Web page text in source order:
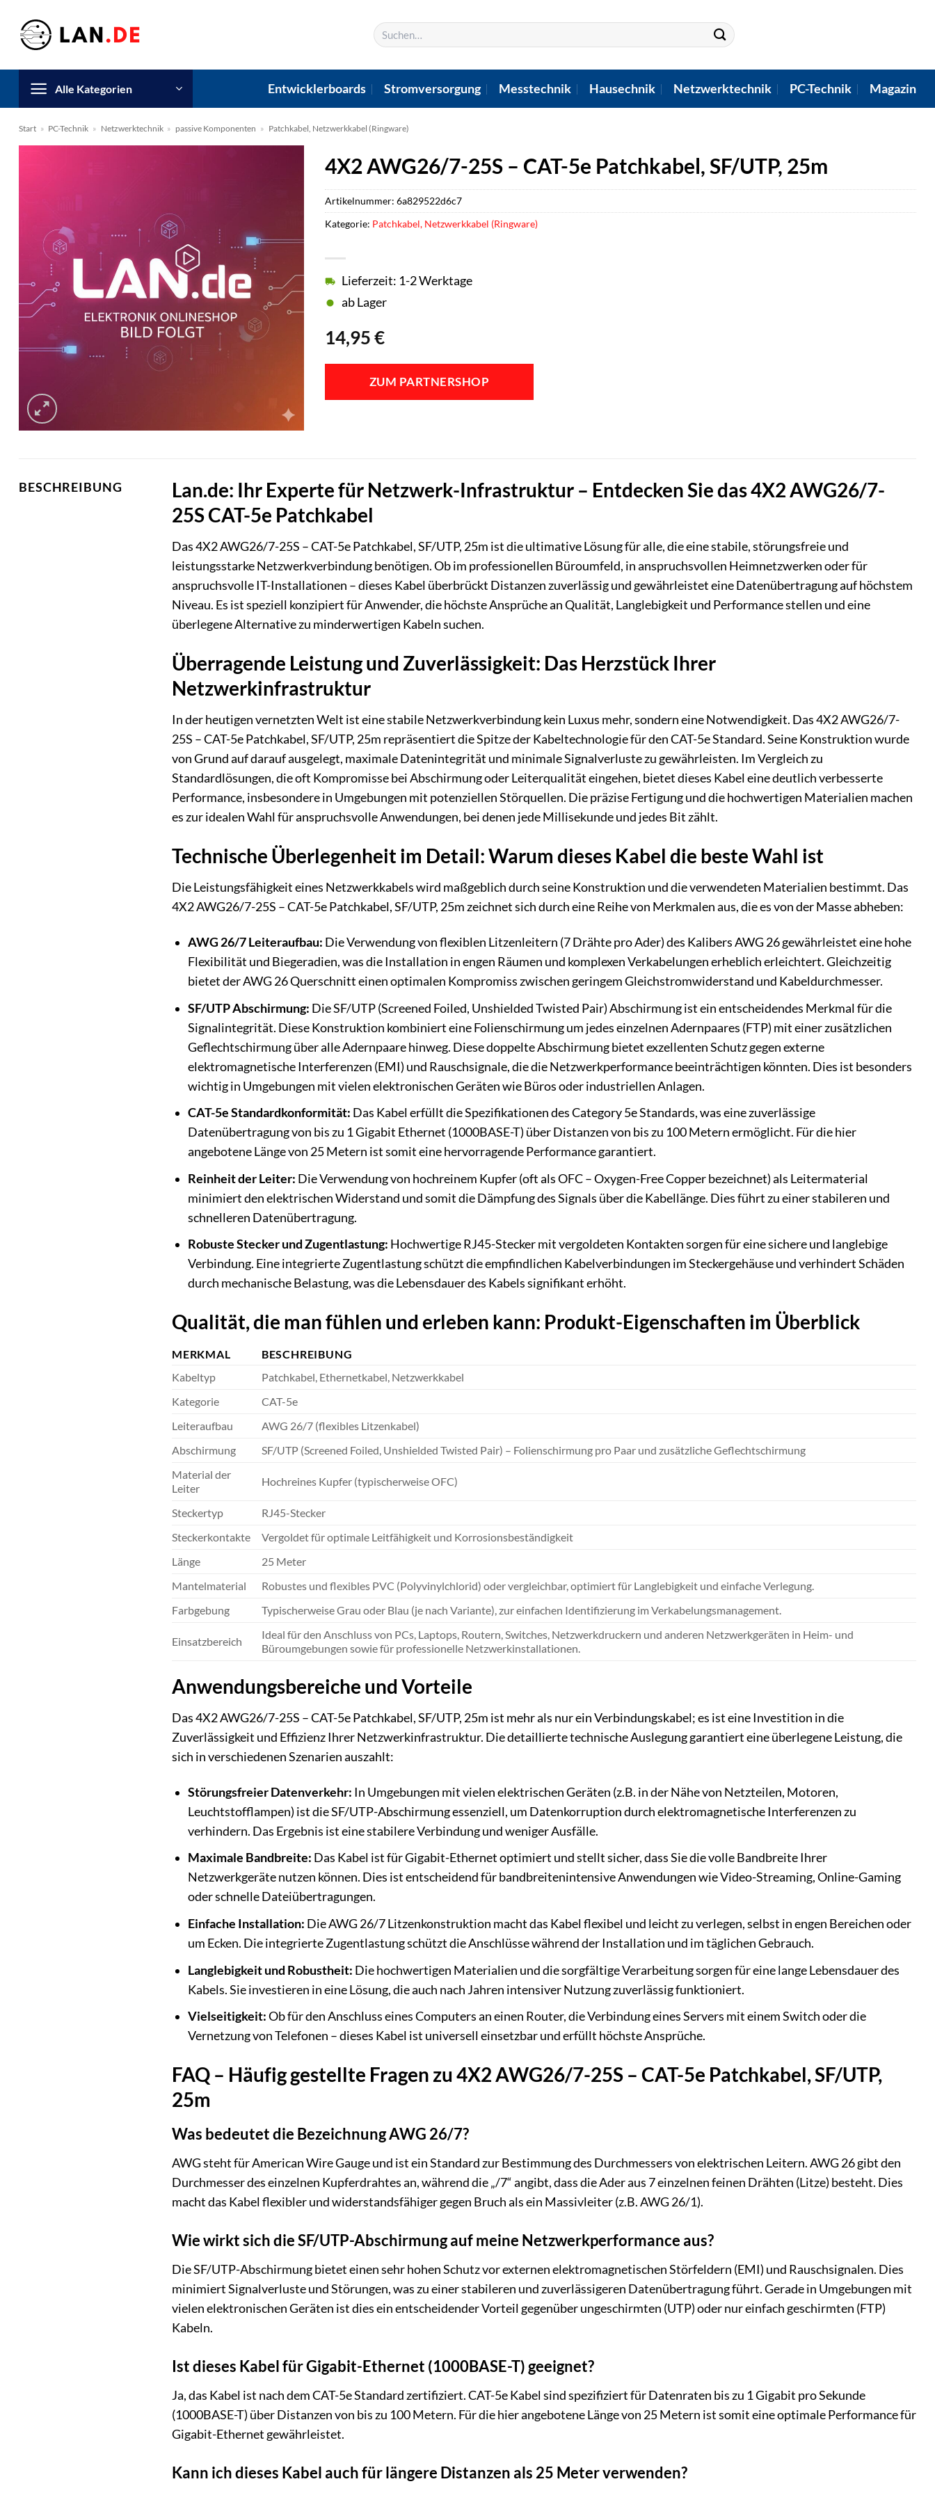
Inhalt
springen
Suchen
nach:
Alle Kategorien Entwicklerboards Stromversorgung Messtechnik Hausechnik Netzwerktechnik PC-Technik Magazin
Start » PC-Technik » Netzwerktechnik » passive Komponenten » Patchkabel, Netzwerkkabel (Ringware)
4X2 AWG26/7-25S – CAT-5e Patchkabel, SF/UTP, 25m
14,95€
Lieferzeit: 1-2 Werktage
ab Lager
ZUM PARTNERSHOP
Artikelnummer: 6a829522d6c7
Kategorie: Patchkabel, Netzwerkkabel (Ringware)
BESCHREIBUNG
Lan.de: Ihr Experte für Netzwerk-Infrastruktur – Entdecken Sie das 4X2 AWG26/7-
25S CAT-5e Patchkabel
Das 4X2 AWG26/7-25S – CAT-5e Patchkabel, SF/UTP, 25m ist die ultimative Lösung für alle, die eine stabile, störungsfreie und
leistungsstarke Netzwerkverbindung benötigen. Ob im professionellen Büroumfeld, in anspruchsvollen Heimnetzwerken oder für
anspruchsvolle IT-Installationen – dieses Kabel überbrückt Distanzen zuverlässig und gewährleistet eine Datenübertragung auf höchstem
Niveau. Es ist speziell konzipiert für Anwender, die höchste Ansprüche an Qualität, Langlebigkeit und Performance stellen und eine
überlegene Alternative zu minderwertigen Kabeln suchen.
Überragende Leistung und Zuverlässigkeit: Das Herzstück Ihrer
Netzwerkinfrastruktur
In der heutigen vernetzten Welt ist eine stabile Netzwerkverbindung kein Luxus mehr, sondern eine Notwendigkeit. Das 4X2 AWG26/7-
25S – CAT-5e Patchkabel, SF/UTP, 25m repräsentiert die Spitze der Kabeltechnologie für den CAT-5e Standard. Seine Konstruktion wurde
von Grund auf darauf ausgelegt, maximale Datenintegrität und minimale Signalverluste zu gewährleisten. Im Vergleich zu
Standardlösungen, die oft Kompromisse bei Abschirmung oder Leiterqualität eingehen, bietet dieses Kabel eine deutlich verbesserte
Performance, insbesondere in Umgebungen mit potenziellen Störquellen. Die präzise Fertigung und die hochwertigen Materialien machen
es zur idealen Wahl für anspruchsvolle Anwendungen, bei denen jede Millisekunde und jedes Bit zählt.
Technische Überlegenheit im Detail: Warum dieses Kabel die beste Wahl ist
Die Leistungsfähigkeit eines Netzwerkkabels wird maßgeblich durch seine Konstruktion und die verwendeten Materialien bestimmt. Das
4X2 AWG26/7-25S – CAT-5e Patchkabel, SF/UTP, 25m zeichnet sich durch eine Reihe von Merkmalen aus, die es von der Masse abheben:
AWG 26/7 Leiteraufbau: Die Verwendung von flexiblen Litzenleitern (7 Drähte pro Ader) des Kalibers AWG 26 gewährleistet eine hohe
Flexibilität und Biegeradien, was die Installation in engen Räumen und komplexen Verkabelungen erheblich erleichtert. Gleichzeitig
bietet der AWG 26 Querschnitt einen optimalen Kompromiss zwischen geringem Gleichstromwiderstand und Kabeldurchmesser.
SF/UTP Abschirmung: Die SF/UTP (Screened Foiled, Unshielded Twisted Pair) Abschirmung ist ein entscheidendes Merkmal für die
Signalintegrität. Diese Konstruktion kombiniert eine Folienschirmung um jedes einzelnen Adernpaares (FTP) mit einer zusätzlichen
Geflechtschirmung über alle Adernpaare hinweg. Diese doppelte Abschirmung bietet exzellenten Schutz gegen externe
elektromagnetische Interferenzen (EMI) und Rauschsignale, die die Netzwerkperformance beeinträchtigen könnten. Dies ist besonders
wichtig in Umgebungen mit vielen elektronischen Geräten wie Büros oder industriellen Anlagen.
CAT-5e Standardkonformität: Das Kabel erfüllt die Spezifikationen des Category 5e Standards, was eine zuverlässige
Datenübertragung von bis zu 1 Gigabit Ethernet (1000BASE-T) über Distanzen von bis zu 100 Metern ermöglicht. Für die hier
angebotene Länge von 25 Metern ist somit eine hervorragende Performance garantiert.
Reinheit der Leiter: Die Verwendung von hochreinem Kupfer (oft als OFC – Oxygen-Free Copper bezeichnet) als Leitermaterial
minimiert den elektrischen Widerstand und somit die Dämpfung des Signals über die Kabellänge. Dies führt zu einer stabileren und
schnelleren Datenübertragung.
Robuste Stecker und Zugentlastung: Hochwertige RJ45-Stecker mit vergoldeten Kontakten sorgen für eine sichere und langlebige
Verbindung. Eine integrierte Zugentlastung schützt die empfindlichen Kabelverbindungen im Steckergehäuse und verhindert Schäden
durch mechanische Belastung, was die Lebensdauer des Kabels signifikant erhöht.
Qualität, die man fühlen und erleben kann: Produkt-Eigenschaften im Überblick
MERKMAL
BESCHREIBUNG
Kabeltyp
Patchkabel, Ethernetkabel, Netzwerkkabel
Kategorie
CAT-5e
Leiteraufbau
AWG 26/7 (flexibles Litzenkabel)
Abschirmung
SF/UTP (Screened Foiled, Unshielded Twisted Pair) – Folienschirmung pro Paar und zusätzliche Geflechtschirmung
Material der
Leiter
Hochreines Kupfer (typischerweise OFC)
Steckertyp
RJ45-Stecker
Steckerkontakte
Vergoldet für optimale Leitfähigkeit und Korrosionsbeständigkeit
Länge
25 Meter
Mantelmaterial
Robustes und flexibles PVC (Polyvinylchlorid) oder vergleichbar, optimiert für Langlebigkeit und einfache Verlegung.
Farbgebung
Typischerweise Grau oder Blau (je nach Variante), zur einfachen Identifizierung im Verkabelungsmanagement.
Einsatzbereich
Ideal für den Anschluss von PCs, Laptops, Routern, Switches, Netzwerkdruckern und anderen Netzwerkgeräten in Heim- und
Büroumgebungen sowie für professionelle Netzwerkinstallationen.
Anwendungsbereiche und Vorteile
Das 4X2 AWG26/7-25S – CAT-5e Patchkabel, SF/UTP, 25m ist mehr als nur ein Verbindungskabel; es ist eine Investition in die
Zuverlässigkeit und Effizienz Ihrer Netzwerkinfrastruktur. Die detaillierte technische Auslegung garantiert eine überlegene Leistung, die
sich in verschiedenen Szenarien auszahlt:
Störungsfreier Datenverkehr: In Umgebungen mit vielen elektrischen Geräten (z.B. in der Nähe von Netzteilen, Motoren,
Leuchtstofflampen) ist die SF/UTP-Abschirmung essenziell, um Datenkorruption durch elektromagnetische Interferenzen zu
verhindern. Das Ergebnis ist eine stabilere Verbindung und weniger Ausfälle.
Maximale Bandbreite: Das Kabel ist für Gigabit-Ethernet optimiert und stellt sicher, dass Sie die volle Bandbreite Ihrer
Netzwerkgeräte nutzen können. Dies ist entscheidend für bandbreitenintensive Anwendungen wie Video-Streaming, Online-Gaming
oder schnelle Dateiübertragungen.
Einfache Installation: Die AWG 26/7 Litzenkonstruktion macht das Kabel flexibel und leicht zu verlegen, selbst in engen Bereichen oder
um Ecken. Die integrierte Zugentlastung schützt die Anschlüsse während der Installation und im täglichen Gebrauch.
Langlebigkeit und Robustheit: Die hochwertigen Materialien und die sorgfältige Verarbeitung sorgen für eine lange Lebensdauer des
Kabels. Sie investieren in eine Lösung, die auch nach Jahren intensiver Nutzung zuverlässig funktioniert.
Vielseitigkeit:Ob für den Anschluss eines Computers an einen Router, die Verbindung eines Servers mit einem Switch oder die
Vernetzung von Telefonen – dieses Kabel ist universell einsetzbar und erfüllt höchste Ansprüche.
FAQ – Häufig gestellte Fragen zu 4X2 AWG26/7-25S – CAT-5e Patchkabel, SF/UTP,
25m
Was bedeutet die Bezeichnung AWG 26/7?
AWG steht für American Wire Gauge und ist ein Standard zur Bestimmung des Durchmessers von elektrischen Leitern. AWG 26 gibt den
Durchmesser des einzelnen Kupferdrahtes an, während die „/7“ angibt, dass die Ader aus 7 einzelnen feinen Drähten (Litze) besteht. Dies
macht das Kabel flexibler und widerstandsfähiger gegen Bruch als ein Massivleiter (z.B. AWG 26/1).
Wie wirkt sich die SF/UTP-Abschirmung auf meine Netzwerkperformance aus?
Die SF/UTP-Abschirmung bietet einen sehr hohen Schutz vor externen elektromagnetischen Störfeldern (EMI) und Rauschsignalen. Dies
minimiert Signalverluste und Störungen, was zu einer stabileren und zuverlässigeren Datenübertragung führt. Gerade in Umgebungen mit
vielen elektronischen Geräten ist dies ein entscheidender Vorteil gegenüber ungeschirmten (UTP) oder nur einfach geschirmten (FTP)
Kabeln.
Ist dieses Kabel für Gigabit-Ethernet (1000BASE-T) geeignet?
Ja, das Kabel ist nach dem CAT-5e Standard zertifiziert. CAT-5e Kabel sind spezifiziert für Datenraten bis zu 1 Gigabit pro Sekunde
(1000BASE-T) über Distanzen von bis zu 100 Metern. Für die hier angebotene Länge von 25 Metern ist somit eine optimale Performance für
Gigabit-Ethernet gewährleistet.
Kann ich dieses Kabel auch für längere Distanzen als 25 Meter verwenden?